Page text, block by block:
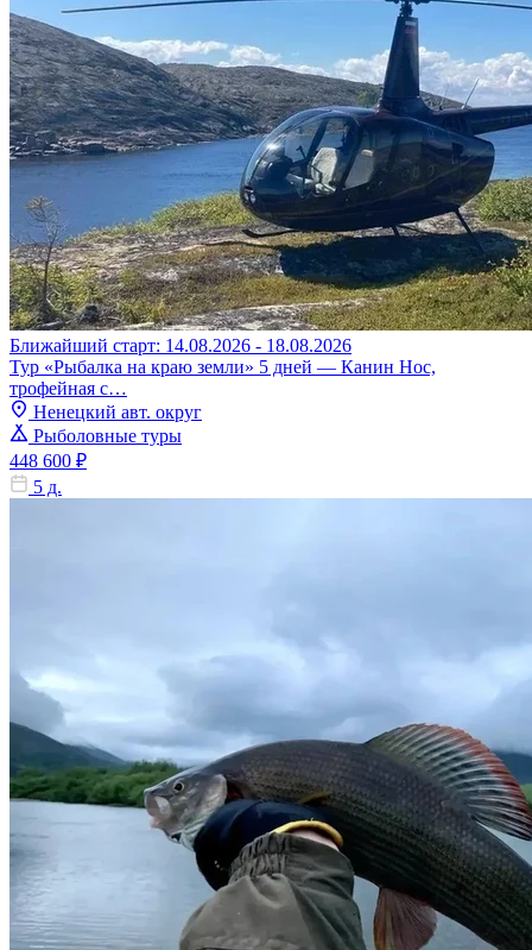
Ближайший старт: 14.08.2026 - 18.08.2026
Тур «Рыбалка на краю земли» 5 дней — Канин Нос,
трофейная с…
Ненецкий авт. округ
Рыболовные туры
448 600 ₽
5 д.